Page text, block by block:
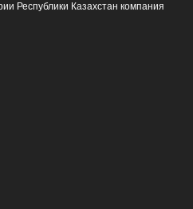
Республики Казахстан компания